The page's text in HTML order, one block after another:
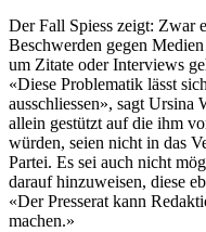
Der Fall Spiess zeigt: Zwar
Beschwerden gegen
um Zitate oder Interviews
«Diese Problematik lässt
ausschliessen», sagt Ursina
allein gestützt auf die ihm
würden, seien nicht in das
Partei. Es sei auch nicht
darauf hinzuweisen, diese
«Der Presserat kann
machen.»